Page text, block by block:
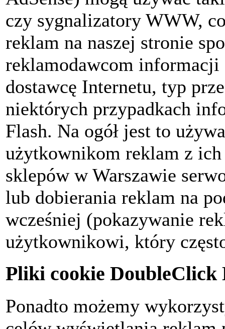
czy sygnalizatory WWW,
reklam na naszej stronie
reklamodawcom informacji
dostawcę Internetu, typ
niektórych przypadkach
Flash. Na ogół jest to
użytkownikom reklam z
sklepów w Warszawie
lub dobierania reklam na
wcześniej (pokazywanie
użytkownikowi, który
Pliki cookie DoubleClick
Ponadto możemy